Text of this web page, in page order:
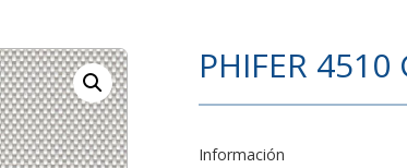
PHIFER
Información